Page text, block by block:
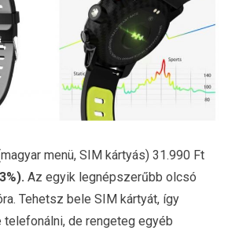
menü, SIM kártyás) 31.990 Ft
. Az egyik legnépszerűbb olcsó
Tehetsz bele SIM kártyát, így
de rengeteg egyéb